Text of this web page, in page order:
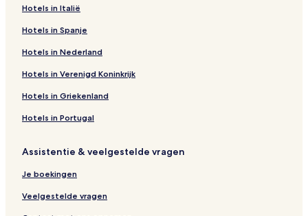
Hotels in Italië
Hotels in Spanje
Hotels in Nederland
Hotels in Verenigd Koninkrijk
Hotels in Griekenland
Hotels in Portugal
Assistentie & veelgestelde vragen
Je boekingen
Veelgestelde vragen